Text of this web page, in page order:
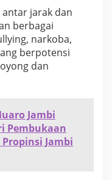
jarak dan
berbagai
narkoba,
berpotensi
dan
Jambi
Pembukaan
Jambi